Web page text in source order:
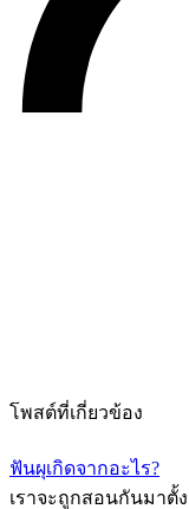
โพสต์ที่เกี่ยวข้อง
ฟันผุเกิดจากอะไร?
เราจะถูกสอนกันมาตั้